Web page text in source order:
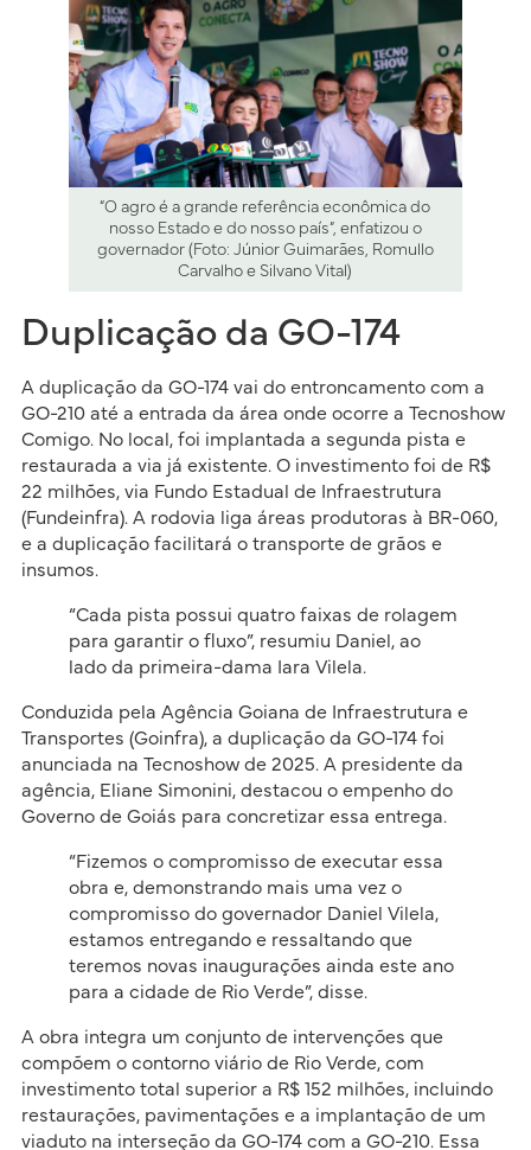
“O agro é a grande referência econômica do
nosso Estado e do nosso país”, enfatizou o
governador (Foto: Júnior Guimarães, Romullo
Carvalho e Silvano Vital)
Duplicação da GO-174
A duplicação da GO-174 vai do entroncamento com a
GO-210 até a entrada da área onde ocorre a Tecnoshow
Comigo. No local, foi implantada a segunda pista e
restaurada a via já existente. O investimento foi de R$
22 milhões, via Fundo Estadual de Infraestrutura
(Fundeinfra). A rodovia liga áreas produtoras à BR-060,
e a duplicação facilitará o transporte de grãos e
insumos.
“Cada pista possui quatro faixas de rolagem
para garantir o fluxo”, resumiu Daniel, ao
lado da primeira-dama Iara Vilela.
Conduzida pela Agência Goiana de Infraestrutura e
Transportes (Goinfra), a duplicação da GO-174 foi
anunciada na Tecnoshow de 2025. A presidente da
agência, Eliane Simonini, destacou o empenho do
Governo de Goiás para concretizar essa entrega.
“Fizemos o compromisso de executar essa
obra e, demonstrando mais uma vez o
compromisso do governador Daniel Vilela,
estamos entregando e ressaltando que
teremos novas inaugurações ainda este ano
para a cidade de Rio Verde”, disse.
A obra integra um conjunto de intervenções que
compõem o contorno viário de Rio Verde, com
investimento total superior a R$ 152 milhões, incluindo
restaurações, pavimentações e a implantação de um
viaduto na interseção da GO-174 com a GO-210. Essa